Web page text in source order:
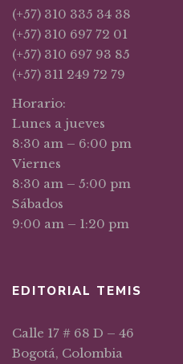
(+57) 310 335 34 38
(+57) 310 697 72 01
(+57) 310 697 93 85
(+57) 311 249 72 79
Horario:
Lunes a jueves
8:30 am – 6:00 pm
Viernes
8:30 am – 5:00 pm
Sábados
9:00 am – 1:20 pm
EDITORIAL TEMIS
Calle 17 # 68 D – 46
Bogotá, Colombia